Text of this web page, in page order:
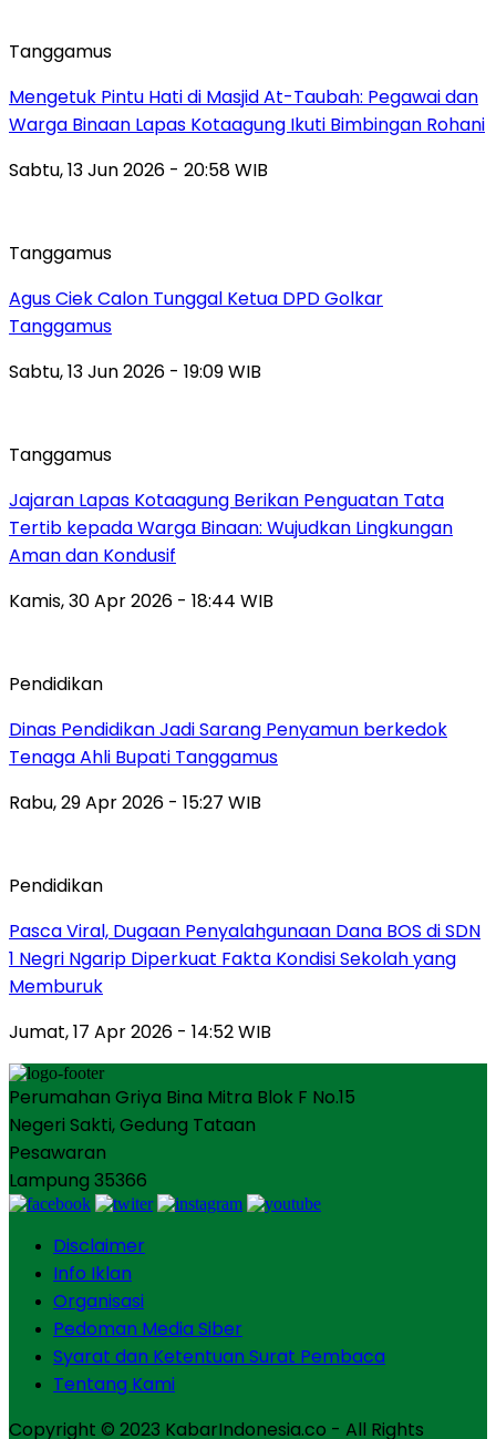
Tanggamus
Mengetuk Pintu Hati di Masjid At-Taubah: Pegawai dan
Warga Binaan Lapas Kotaagung Ikuti Bimbingan Rohani
Sabtu, 13 Jun 2026 - 20:58 WIB
Tanggamus
Agus Ciek Calon Tunggal Ketua DPD Golkar
Tanggamus
Sabtu, 13 Jun 2026 - 19:09 WIB
Tanggamus
Jajaran Lapas Kotaagung Berikan Penguatan Tata
Tertib kepada Warga Binaan: Wujudkan Lingkungan
Aman dan Kondusif
Kamis, 30 Apr 2026 - 18:44 WIB
Pendidikan
Dinas Pendidikan Jadi Sarang Penyamun berkedok
Tenaga Ahli Bupati Tanggamus
Rabu, 29 Apr 2026 - 15:27 WIB
Pendidikan
Pasca Viral, Dugaan Penyalahgunaan Dana BOS di SDN
1 Negri Ngarip Diperkuat Fakta Kondisi Sekolah yang
Memburuk
Jumat, 17 Apr 2026 - 14:52 WIB
Perumahan Griya Bina Mitra Blok F No.15
Negeri Sakti, Gedung Tataan
Pesawaran
Lampung 35366
Disclaimer
Info Iklan
Organisasi
Pedoman Media Siber
Syarat dan Ketentuan Surat Pembaca
Tentang Kami
Copyright © 2023 KabarIndonesia.co - All Rights